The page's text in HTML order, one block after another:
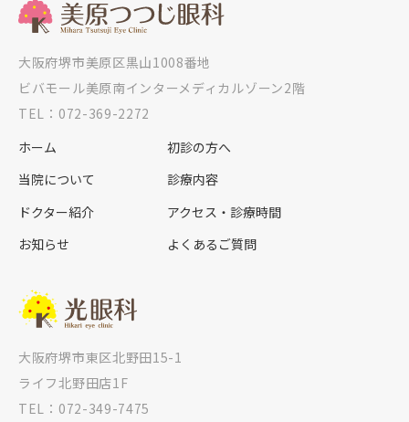
大阪府堺市美原区黒山1008番地
ビバモール美原南インターメディカルゾーン2階
TEL：072-369-2272
ホーム
初診の方へ
当院について
診療内容
ドクター紹介
アクセス・診療時間
お知らせ
よくあるご質問
大阪府堺市東区北野田15-1
ライフ北野田店1F
TEL：072-349-7475